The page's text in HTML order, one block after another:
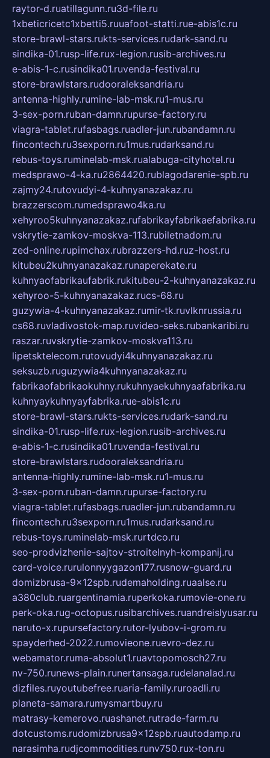
raytor-d.ruatillagunn.ru3d-file.ru
1xbeticricetc1xbetti5.ruuafoot-statti.rue-abis1c.ru
store-brawl-stars.rukts-services.rudark-sand.ru
sindika-01.rusp-life.rux-legion.rusib-archives.ru
e-abis-1-c.rusindika01.ruvenda-festival.ru
store-brawlstars.rudooraleksandria.ru
antenna-highly.rumine-lab-msk.ru1-mus.ru
3-sex-porn.ruban-damn.rupurse-factory.ru
viagra-tablet.rufasbags.ruadler-jun.rubandamn.ru
fincontech.ru3sexporn.ru1mus.rudarksand.ru
rebus-toys.ruminelab-msk.rualabuga-cityhotel.ru
medsprawo-4-ka.ru2864420.rublagodarenie-spb.ru
zajmy24.rutovudyi-4-kuhnyanazakaz.ru
brazzerscom.rumedsprawo4ka.ru
xehyroo5kuhnyanazakaz.rufabrikayfabrikaefabrika.ru
vskrytie-zamkov-moskva-113.rubiletnadom.ru
zed-online.rupimchax.rubrazzers-hd.ruz-host.ru
kitubeu2kuhnyanazakaz.runaperekate.ru
kuhnyaofabrikaufabrik.rukitubeu-2-kuhnyanazakaz.ru
xehyroo-5-kuhnyanazakaz.rucs-68.ru
guzywia-4-kuhnyanazakaz.rumir-tk.ruvlknrussia.ru
cs68.ruvladivostok-map.ruvideo-seks.rubankaribi.ru
raszar.ruvskrytie-zamkov-moskva113.ru
lipetsktelecom.rutovudyi4kuhnyanazakaz.ru
seksuzb.ruguzywia4kuhnyanazakaz.ru
fabrikaofabrikaokuhny.rukuhnyaekuhnyaafabrika.ru
kuhnyaykuhnyayfabrika.rue-abis1c.ru
store-brawl-stars.rukts-services.rudark-sand.ru
sindika-01.rusp-life.rux-legion.rusib-archives.ru
e-abis-1-c.rusindika01.ruvenda-festival.ru
store-brawlstars.rudooraleksandria.ru
antenna-highly.rumine-lab-msk.ru1-mus.ru
3-sex-porn.ruban-damn.rupurse-factory.ru
viagra-tablet.rufasbags.ruadler-jun.rubandamn.ru
fincontech.ru3sexporn.ru1mus.rudarksand.ru
rebus-toys.ruminelab-msk.rurtdco.ru
seo-prodvizhenie-sajtov-stroitelnyh-kompanij.ru
card-voice.rurulonnyygazon177.rusnow-guard.ru
domizbrusa-9x12spb.rudemaholding.ruaalse.ru
a380club.ruargentinamia.ruperkoka.rumovie-one.ru
perk-oka.rug-octopus.rusibarchives.ruandreislyusar.ru
naruto-x.rupursefactory.rutor-lyubov-i-grom.ru
spayderhed-2022.rumovieone.ruevro-dez.ru
webamator.ruma-absolut1.ruavtopomosch27.ru
nv-750.runews-plain.runertansaga.rudelanalad.ru
dizfiles.ruyoutubefree.ruaria-family.ruroadli.ru
planeta-samara.rumysmartbuy.ru
matrasy-kemerovo.ruashanet.rutrade-farm.ru
dotcustoms.rudomizbrusa9x12spb.ruautodamp.ru
narasimha.rudjcommodities.runv750.rux-ton.ru